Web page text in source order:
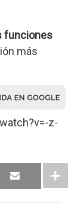
funciones
más
z-